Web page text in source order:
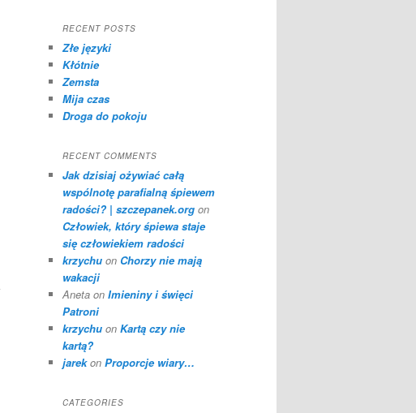
RECENT POSTS
Złe języki
Kłótnie
Zemsta
Mija czas
Droga do pokoju
RECENT COMMENTS
Jak dzisiaj ożywiać całą
wspólnotę parafialną śpiewem
radości? | szczepanek.org on
Człowiek, który śpiewa staje
się człowiekiem radości
krzychu on Chorzy nie mają
wakacji
Aneta on Imieniny i święci
Patroni
krzychu on Kartą czy nie
kartą?
jarekon Proporcje wiary…
CATEGORIES